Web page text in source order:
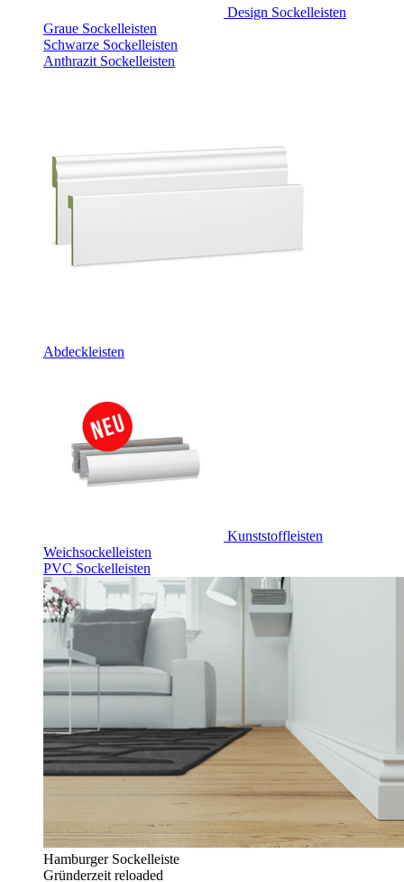
Design Sockelleisten
Graue Sockelleisten
Schwarze Sockelleisten
Anthrazit Sockelleisten
Abdeckleisten
Kunststoffleisten
Weichsockelleisten
PVC Sockelleisten
Hamburger Sockelleiste
Gründerzeit reloaded